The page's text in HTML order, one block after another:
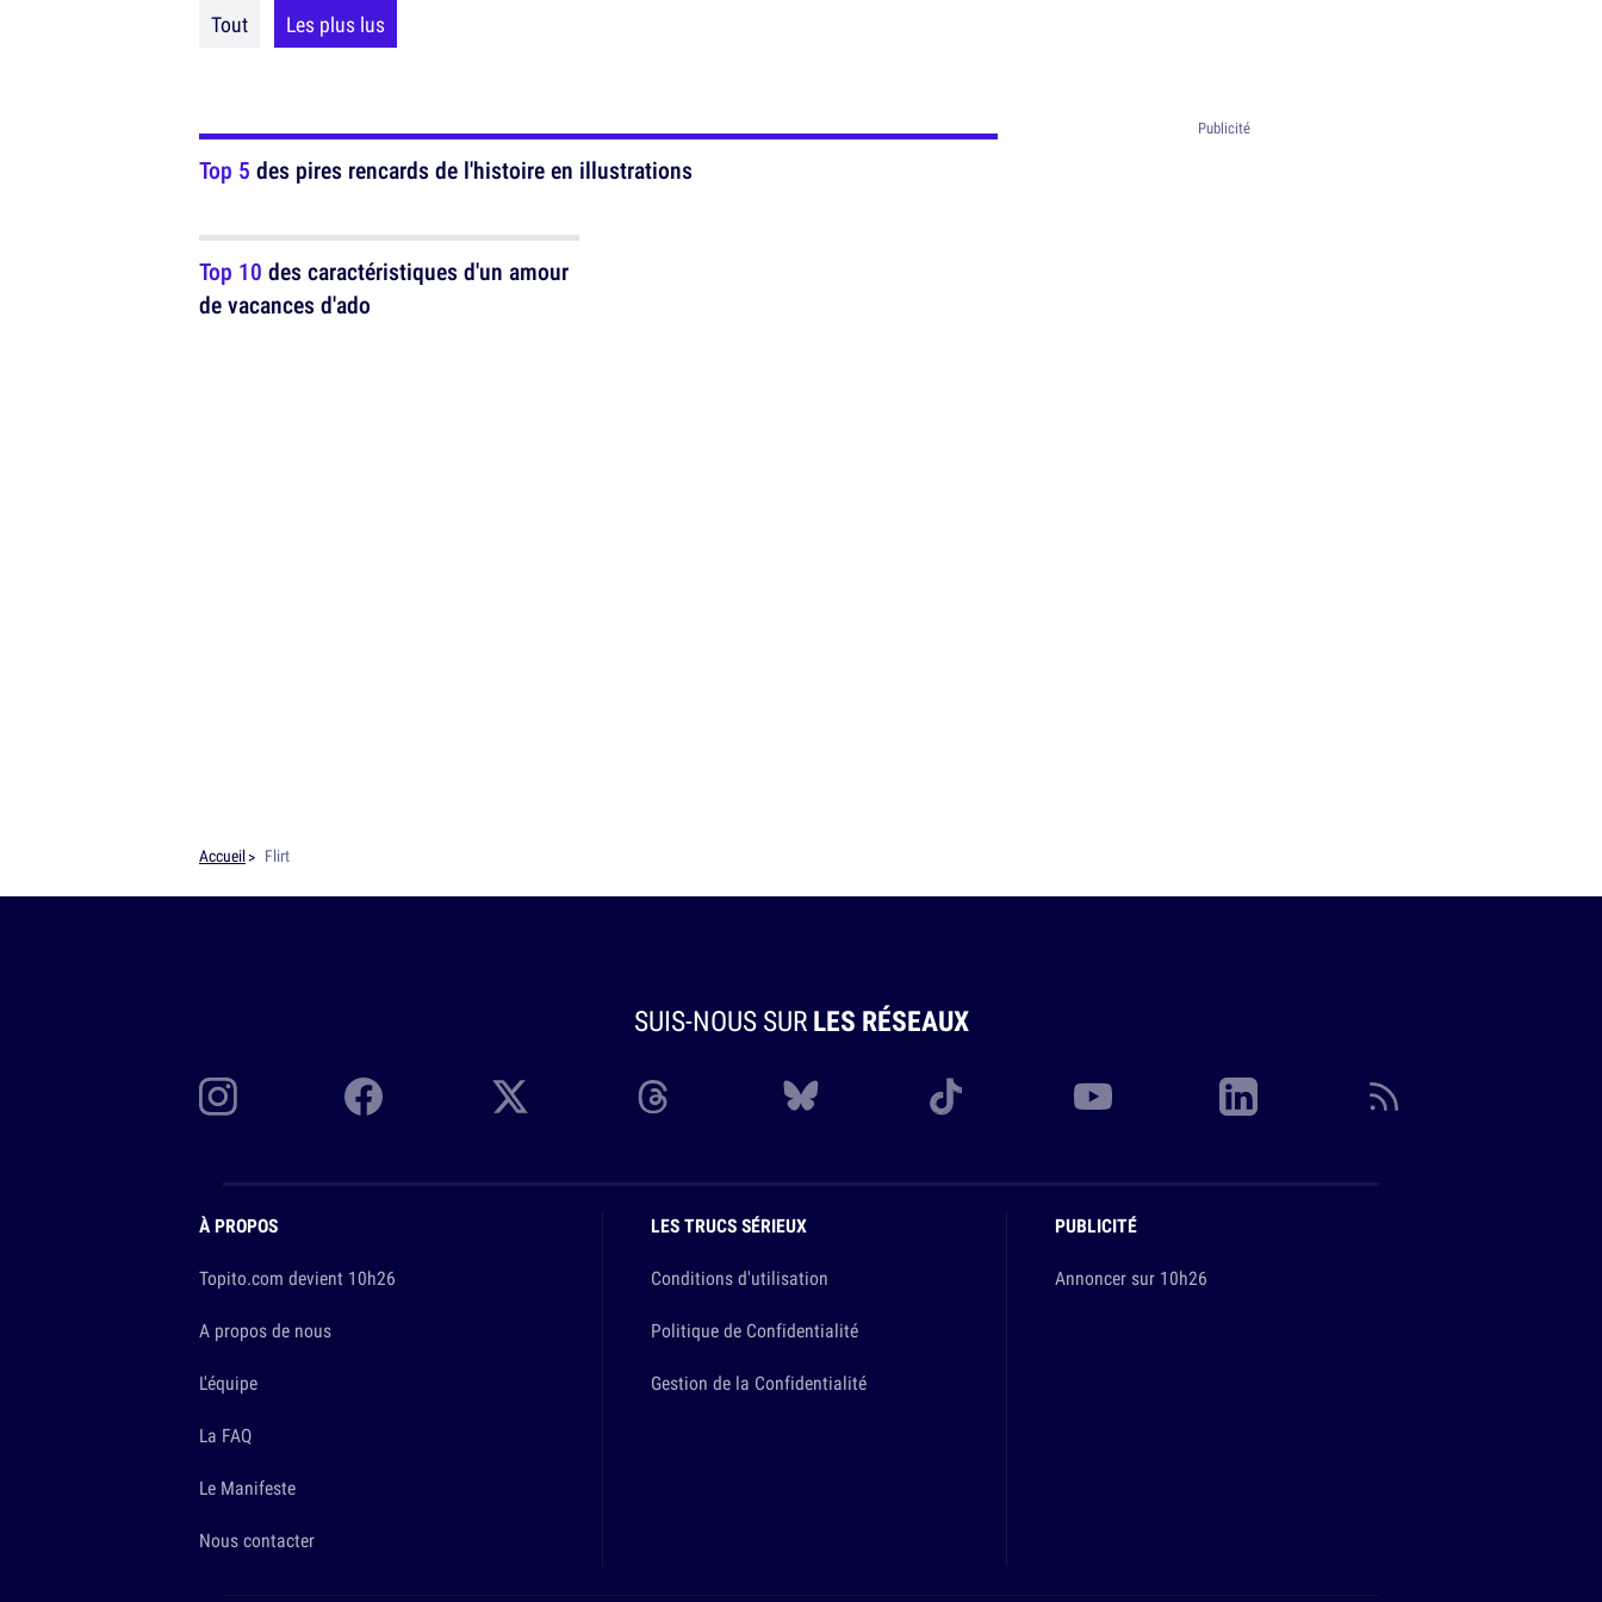
Tout Les plus lus
Top 5 des pires rencards de l'histoire en illustrations
Top 10 des caractéristiques d'un amour
de vacances d'ado
Accueil Flirt
SUIS-NOUS SURLES RÉSEAUX
À PROPOS
Topito.com devient 10h26
A propos de nous
L'équipe
La FAQ
Le Manifeste
Nous contacter
LES TRUCS SÉRIEUX
Conditions d'utilisation
Politique de Confidentialité
Gestion de la Confidentialité
PUBLICITÉ
Annoncer sur 10h26